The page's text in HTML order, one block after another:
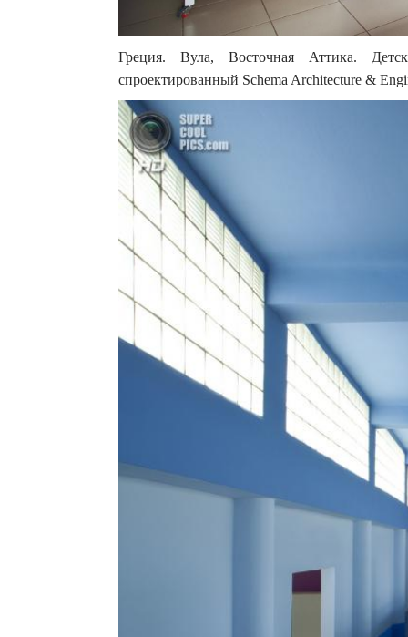
Греция. Вула, Восточная Аттика.
спроектированный Schema Architecture &